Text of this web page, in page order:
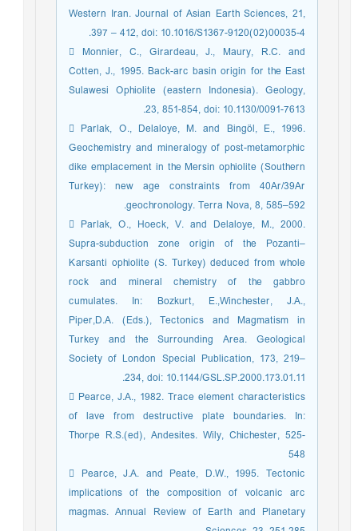
Western Iran. Journal of Asian Earth Sciences, 21,
397 – 412, doi: 10.1016/S1367-9120(02)00035-4.
 Monnier, C., Girardeau, J., Maury, R.C. and
Cotten, J., 1995. Back-arc basin origin for the East
Sulawesi Ophiolite (eastern Indonesia). Geology,
23, 851-854, doi: 10.1130/0091-7613.
 Parlak, O., Delaloye, M. and Bingöl, E., 1996.
Geochemistry and mineralogy of post-metamorphic
dike emplacement in the Mersin ophiolite (Southern
Turkey): new age constraints from 40Ar/39Ar
geochronology. Terra Nova, 8, 585–592.
 Parlak, O., Hoeck, V. and Delaloye, M., 2000.
Supra-subduction zone origin of the Pozanti–
Karsanti ophiolite (S. Turkey) deduced from whole
rock and mineral chemistry of the gabbro
cumulates. In: Bozkurt, E.,Winchester, J.A.,
Piper,D.A. (Eds.), Tectonics and Magmatism in
Turkey and the Surrounding Area. Geological
Society of London Special Publication, 173, 219–
234, doi: 10.1144/GSL.SP.2000.173.01.11.
 Pearce, J.A., 1982. Trace element characteristics
of lave from destructive plate boundaries. In:
Thorpe R.S.(ed), Andesites. Wily, Chichester, 525-
548
 Pearce, J.A. and Peate, D.W., 1995. Tectonic
implications of the composition of volcanic arc
magmas. Annual Review of Earth and Planetary